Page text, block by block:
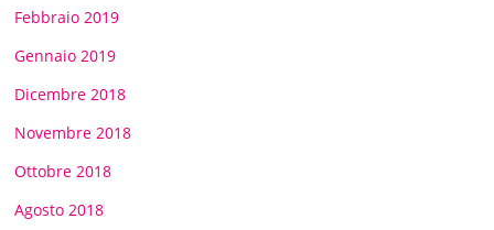
Febbraio 2019
Gennaio 2019
Dicembre 2018
Novembre 2018
Ottobre 2018
Agosto 2018